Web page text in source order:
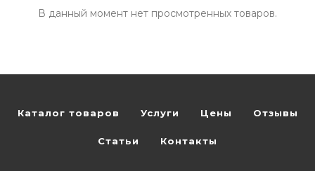
В данный момент нет просмотренных товаров.
Каталог товаров Услуги Цены Отзывы
Статьи Контакты
Автоматика розжига, горения /
Электронные платы и провода
Теплоизоляция (изоляционные